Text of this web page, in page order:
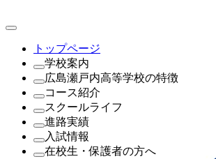
トップページ
学校案内
理事長・学園長・学校長あいさ
教育方針・校訓
沿革
制服紹介
施設紹介
寄付金について
広島瀬戸内高等学校の特徴
これが瀬戸内の新常識
コース紹介
（1年次）
進学探究コース
探究コース
（2年次・3年次）
スクールライフ
瀬戸内NEWS
年間行事
公開行事日程
進路実績
進路実績
進路指導
入試情報
公開行事日程
在校生・保護者の方へ